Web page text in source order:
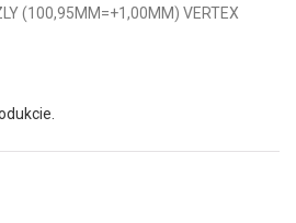
(100,95MM=+1,00MM) VERTEX